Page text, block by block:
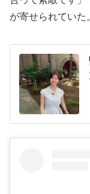
が寄せられていた。